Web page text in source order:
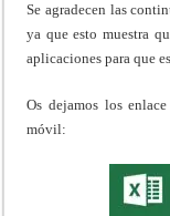
Se agradecen las
ya que esto muestra
aplicaciones para que
Os dejamos los
móvil: